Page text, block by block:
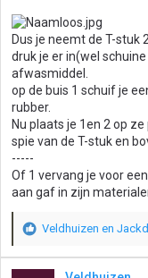
e
n
:
Dus je neemt de T-stuk
druk je er in(wel
afwasmiddel.
op de buis 1 schuif je
rubber.
Nu plaats je 1en 2 op
spie van de T-stuk en
-----
Of 1 vervang je voor
aan gaf in zijn
W
a
Veldhuizen en Jackd